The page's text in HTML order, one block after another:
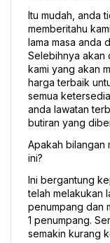
Itu mudah, anda
memberitahu
lama masa anda
Selebihnya akan
kami yang akan
harga terbaik
semua
anda lawatan
butiran yang
Apakah bilangan
ini?
Ini bergantung
telah melakukan
penumpang dan
1 penumpang.
semakin kurang